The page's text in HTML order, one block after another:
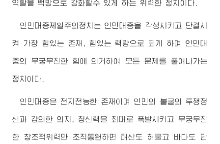
역할을 백방으로 강화할수 있게 하는 위력한 정치이다.
인민대중제일주의정치는 인민대중을 각성시키고 단결시
켜 가장 힘있는 존재, 힘있는 력량으로 되게 하며 인민대
중의 무궁무진한 힘에 의거하여 모든 문제를 풀어나가는
정치이다.
인민대중은 전지전능한 존재이며 인민의 불굴의 투쟁정
신과 강의한 의지, 정신력을 최대로 폭발시키고 무궁무진
한 창조적위력만 조직동원하면 태산도 허물고 바다도 단